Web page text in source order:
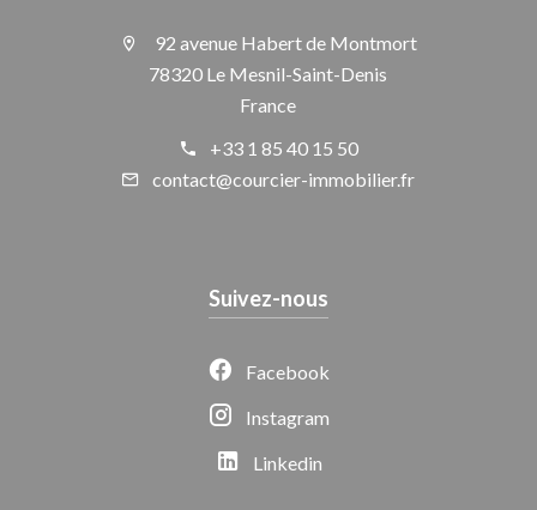
92 avenue Habert de Montmort
78320 Le Mesnil-Saint-Denis
France
+33 1 85 40 15 50
contact@courcier-immobilier.fr
Suivez-nous
Facebook
Instagram
Linkedin